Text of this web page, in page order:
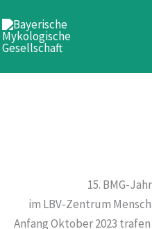
Inhalt
springen
BMG-Tagung
Nösswartling
15. BMG-
im LBV-Zentrum
Anfang Oktober 2023